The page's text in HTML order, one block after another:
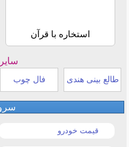
استخاره با قرآن
طالع بینی هندی فال چوب
قیمت خودرو